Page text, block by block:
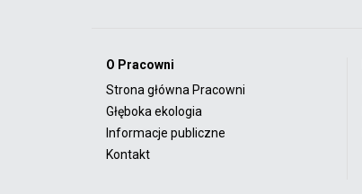
O Pracowni
Strona główna Pracowni
Głęboka ekologia
Informacje publiczne
Kontakt